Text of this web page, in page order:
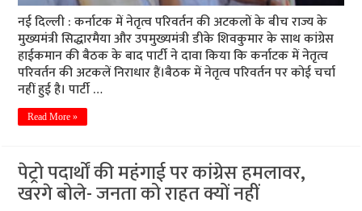
नई दिल्ली : कर्नाटक में नेतृत्व परिवर्तन की अटकलों के बीच राज्य के
मुख्यमंत्री सिद्धारमैया और उपमुख्यमंत्री डीके शिवकुमार के साथ कांग्रेस
हाईकमान की बैठक के बाद पार्टी ने दावा किया कि कर्नाटक में नेतृत्व
परिवर्तन की अटकलें निराधार हैं।बैठक में नेतृत्व परिवर्तन पर कोई चर्चा
नहीं हुई है। पार्टी …
Read More »
पेट्रो पदार्थों की महंगाई पर कांग्रेस हमलावर,
खरगे बोले- जनता को राहत क्यों नहीं